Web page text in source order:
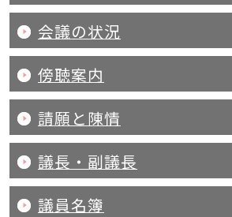
会議の状況
傍聴案内
請願と陳情
議長・副議長
議員名簿